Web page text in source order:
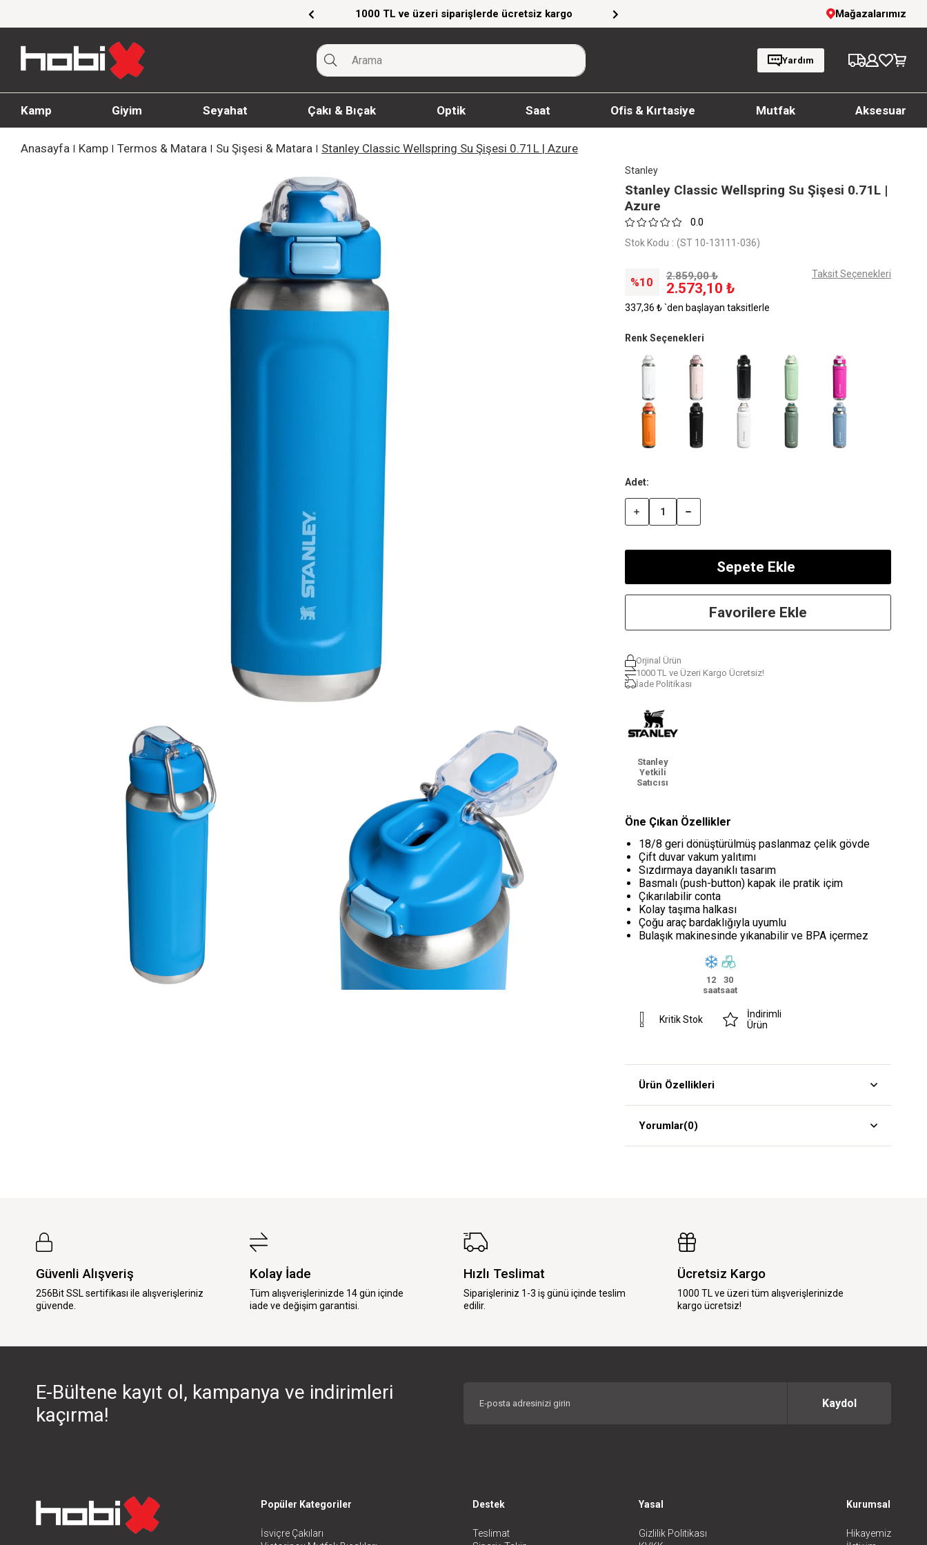
1000 TL ve üzeri siparişlerde ücretsiz kargo Giyim Ürünlerinde %20'ye Varan İndirim! 1000 TL ve üzeri
Mağazalarımız
Yardım
Kamp Giyim Seyahat Çakı & Bıçak Optik Saat Ofis & Kırtasiye Mutfak Aksesuar
Anasayfa Kamp Termos & Matara Su Şişesi & Matara Stanley Classic Wellspring Su Şişesi 0.71L | Azure
Stanley
Stanley Classic Wellspring Su Şişesi 0.71L |
Azure
0.0
Stok Kodu (ST 10-13111-036)
10 2.859,00 ₺
2.573,10 ₺
Taksit Seçenekleri
337,36 ₺ `den başlayan taksitlerle
Renk Seçenekleri
Favorilere Ekle
Orjinal Ürün
1000 TL ve Üzeri Kargo Ücretsiz!
İade Politikası
Stanley
Yetkili
Satıcısı
Öne Çıkan Özellikler
18/8 geri dönüştürülmüş paslanmaz çelik gövde
Çift duvar vakum yalıtımı
Sızdırmaya dayanıklı tasarım
Basmalı (push-button) kapak ile pratik içim
Çıkarılabilir conta
Kolay taşıma halkası
Çoğu araç bardaklığıyla uyumlu
Bulaşık makinesinde yıkanabilir ve BPA içermez
12
saat
30
saat
Kritik Stok
İndirimli
Ürün
Ürün Özellikleri
Yorumlar(0)
Güvenli Alışveriş
256Bit SSL sertifikası ile alışverişleriniz
güvende.
Kolay İade
Tüm alışverişlerinizde 14 gün içinde
iade ve değişim garantisi.
Hızlı Teslimat
Siparişleriniz 1-3 iş günü içinde teslim
edilir.
Ücretsiz Kargo
1000 TL ve üzeri tüm alışverişlerinizde
kargo ücretsiz!
E-Bültene kayıt ol, kampanya ve indirimleri
kaçırma!
Kaydol
Popüler Kategoriler
İsviçre Çakıları
Destek
Teslimat
Yasal
Gizlilik Politikası
Kurumsal
Hikayemiz